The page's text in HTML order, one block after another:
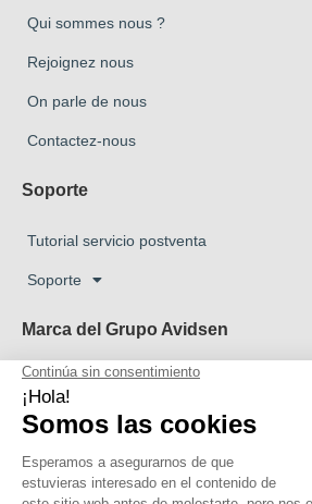
Qui sommes nous ?
Rejoignez nous
On parle de nous
Contactez-nous
Soporte
Tutorial servicio postventa
Soporte
Marca del Grupo Avidsen
Marca Avidsen
Marca Extel
La marca Thomson
Marca Philips